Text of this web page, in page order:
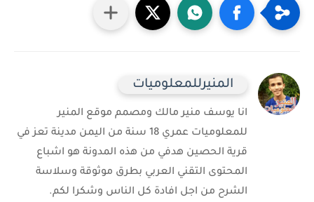
المنيرللمعلوميات
انا يوسف منير مالك ومصمم موقع المنير
للمعلوميات عمري 18 سنة من اليمن مدينة تعز في
قرية الحصين هدفي من هذه المدونة هو اشباع
المحتوى التقني العربي بطرق موثوقة وسلاسة
الشرح من اجل افادة كل الناس وشكرا لكم.